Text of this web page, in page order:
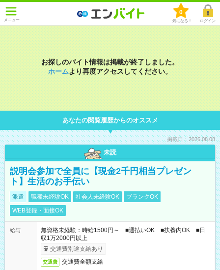
メニュー
0
気になる！ ログイン
お探しのバイト情報は掲載が終了しました。
ホームより再度アクセスしてください。
あなたの閲覧履歴からのオススメ
掲載日：2026.08.08
未読
説明会参加で全員に【現金2千円相当プレゼン
ト】生活のお手伝い
派遣 職種未経験OK 社会人未経験OK
ブランクOK
WEB登録・面接OK
給与
無資格未経験：時給1500円～ ■週払いOK ■扶養内OK ■日
収1万2000円以上
交通費別途支給あり
交通費 交通費全額支給